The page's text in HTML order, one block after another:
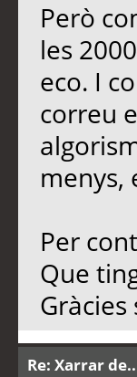
Però
les
eco. I
correu
menys,
Per
Que
Re: Xarrar